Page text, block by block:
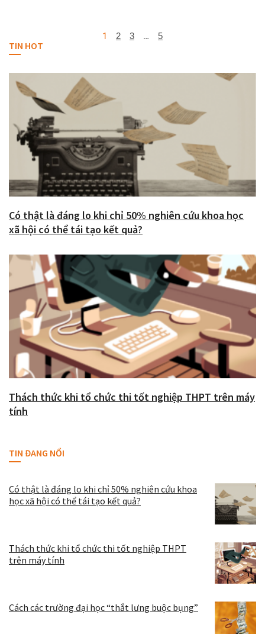
1 2 3 … 5
TIN HOT
Có thật là đáng lo khi chỉ 50% nghiên cứu khoa học
xã hội có thể tái tạo kết quả?
Thách thức khi tổ chức thi tốt nghiệp THPT trên máy
tính
TIN ĐANG NỔI
Có thật là đáng lo khi chỉ 50% nghiên cứu khoa
học xã hội có thể tái tạo kết quả?
Thách thức khi tổ chức thi tốt nghiệp THPT
trên máy tính
Cách các trường đại học “thắt lưng buộc bụng”